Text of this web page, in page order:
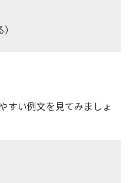
すい例文を見てみましょ